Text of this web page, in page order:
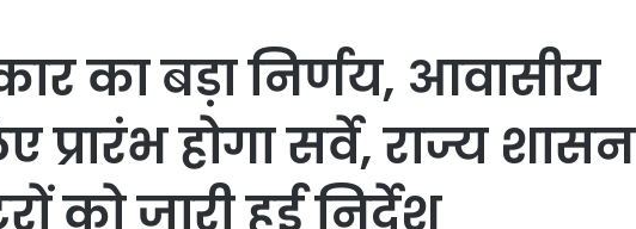
का बड़ा निर्णय, आवासीय
प्रारंभ होगा सर्वे, राज्य शासन
को जारी हुई निर्देश